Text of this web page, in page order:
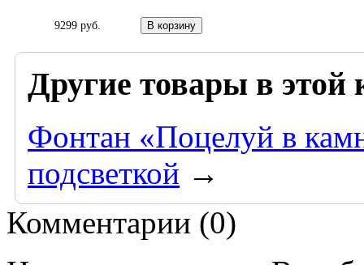
9299 руб.
Другие товары в этой
Фонтан «Поцелуй в
подсветкой →
Комментарии (0)